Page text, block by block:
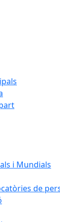
i Mundials
de